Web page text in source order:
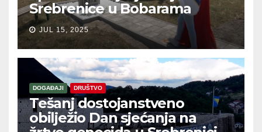
Srebrenice u Bobarama
JUL 15, 2025
DOGAĐAJI DRUŠTVO
Tešanj dostojanstveno
obilježio Dan sjećanja na